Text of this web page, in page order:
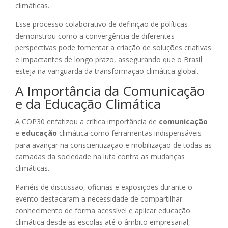
climáticas.
Esse processo colaborativo de definição de políticas
demonstrou como a convergência de diferentes
perspectivas pode fomentar a criação de soluções criativas
e impactantes de longo prazo, assegurando que o Brasil
esteja na vanguarda da transformação climática global.
A Importância da Comunicação
e da Educação Climática
A COP30 enfatizou a crítica importância de comunicação
e educação climática como ferramentas indispensáveis
para avançar na conscientização e mobilização de todas as
camadas da sociedade na luta contra as mudanças
climáticas.
Painéis de discussão, oficinas e exposições durante o
evento destacaram a necessidade de compartilhar
conhecimento de forma acessível e aplicar educação
climática desde as escolas até o âmbito empresarial,